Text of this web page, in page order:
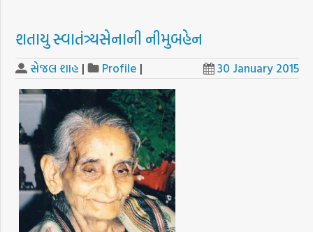
શતાયુ સ્વાતંત્ર્યસેનાની નીમુબહેન
સેજલ શાહ | Profile | 30 January 2015